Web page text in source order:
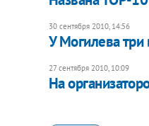
30 сентября 2010, 14:56
У Могилева три
27 сентября 2010, 10:09
На